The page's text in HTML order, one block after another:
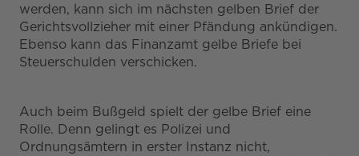
werden, kann sich im nächsten gelben Brief der
Gerichtsvollzieher mit einer Pfändung ankündigen.
Ebenso kann das Finanzamt gelbe Briefe bei
Steuerschulden verschicken.
Auch beim Bußgeld spielt der gelbe Brief eine
Rolle. Denn gelingt es Polizei und
Ordnungsämtern in erster Instanz nicht,